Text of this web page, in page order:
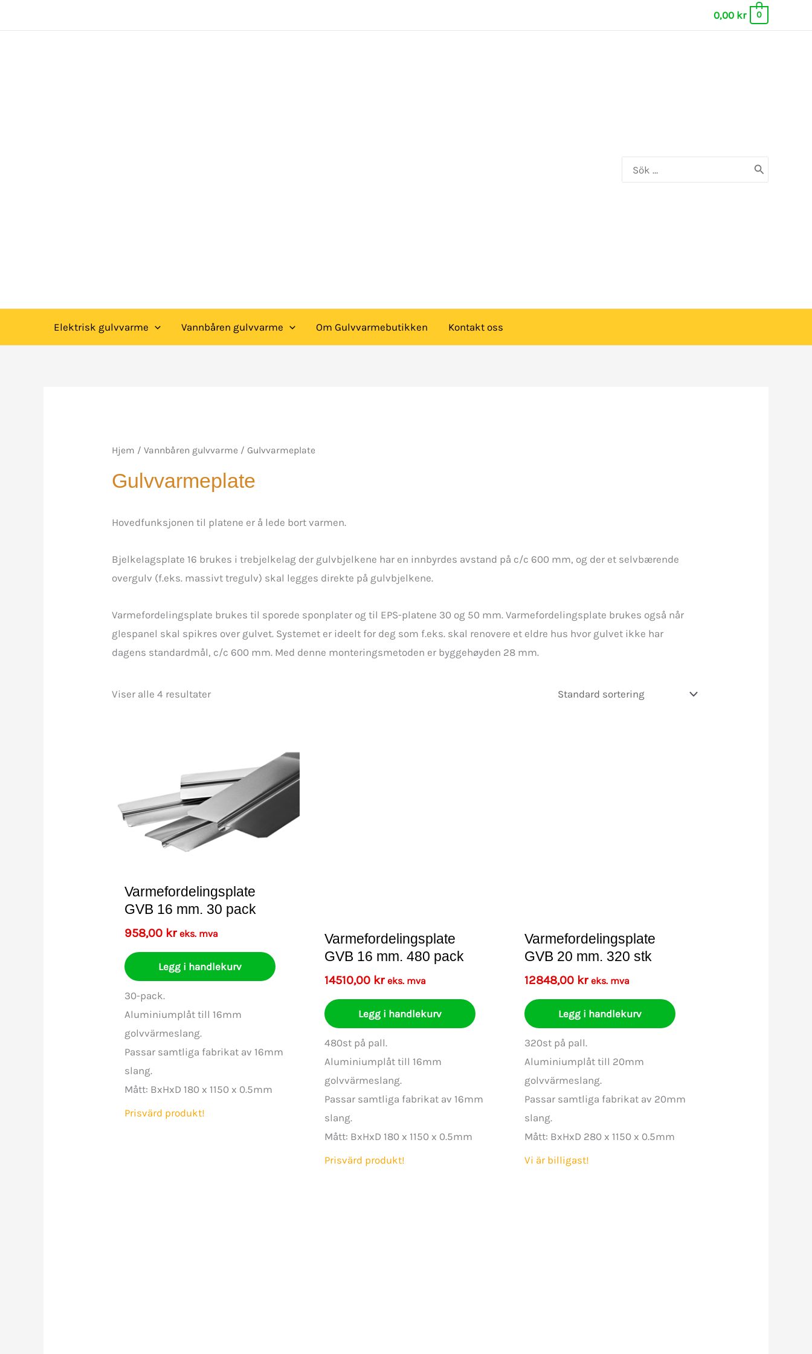
0,00 kr 0
Search
Elektrisk gulvvarme Vannbåren gulvvarme Om Gulvvarmebutikken Kontakt oss
Hjem /Vannbåren gulvvarme / Gulvvarmeplate
Gulvvarmeplate
Hovedfunksjonen til platene er å lede bort varmen.
Bjelkelagsplate 16 brukes i trebjelkelag der gulvbjelkene har en innbyrdes avstand på c/c 600 mm, og der et selvbærende
overgulv (f.eks. massivt tregulv) skal legges direkte på gulvbjelkene.
Varmefordelingsplate brukes til sporede sponplater og til EPS-platene 30 og 50 mm. Varmefordelingsplate brukes også når
glespanel skal spikres over gulvet. Systemet er ideelt for deg som f.eks. skal renovere et eldre hus hvor gulvet ikke har
dagens standardmål, c/c 600 mm. Med denne monteringsmetoden er byggehøyden 28 mm.
Viser alle 4 resultater
Varmefordelingsplate
GVB 16 mm. 30 pack
958,00 kr eks. mva
Legg i handlekurv
30-pack.
Aluminiumplåt till 16mm
golvvärmeslang.
Passar samtliga fabrikat av 16mm
slang.
Mått: BxHxD 180 x 1150 x 0.5mm
Prisvärd produkt!
Varmefordelingsplate
GVB 16 mm. 480 pack
14510,00 kr eks. mva
Legg i handlekurv
480st på pall.
Aluminiumplåt till 16mm
golvvärmeslang.
Passar samtliga fabrikat av 16mm
slang.
Mått: BxHxD 180 x 1150 x 0.5mm
Prisvärd produkt!
Varmefordelingsplate
GVB 20 mm. 320 stk
12848,00 kr eks. mva
Legg i handlekurv
320st på pall.
Aluminiumplåt till 20mm
golvvärmeslang.
Passar samtliga fabrikat av 20mm
slang.
Mått: BxHxD 280 x 1150 x 0.5mm
Vi är billigast!